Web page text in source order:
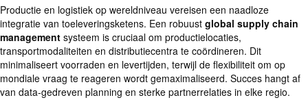
Productie en logistiek op wereldniveau vereisen een naadloze
integratie van toeleveringsketens. Een robuust global supply chain
management systeem is cruciaal om productielocaties,
transportmodaliteiten en distributiecentra te coördineren. Dit
minimaliseert voorraden en levertijden, terwijl de flexibiliteit om op
mondiale vraag te reageren wordt gemaximaliseerd. Succes hangt af
van data-gedreven planning en sterke partnerrelaties in elke regio.